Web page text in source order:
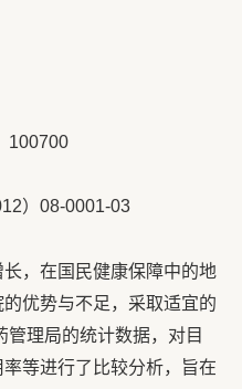
100700
）08-0001-03
，在国民健康保障中的地
优势与不足，采取适宜的
理局的统计数据，对目
等进行了比较分析，旨在